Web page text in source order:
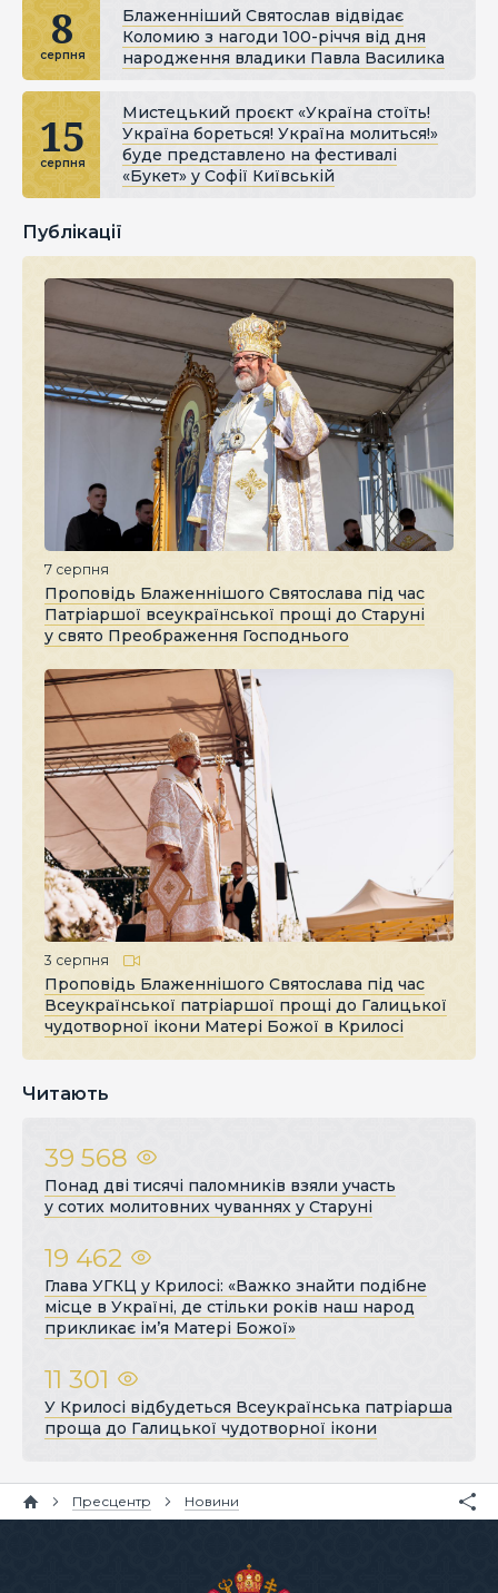
8
серпня
Блаженніший Святослав відвідає
Коломию з нагоди 100-річчя від дня
народження владики Павла Василика
15
серпня
Мистецький проєкт «Україна стоїть!
Україна бореться! Україна молиться!»
буде представлено на фестивалі
«Букет» у Софії Київській
Публікації
7 серпня
Проповідь Блаженнішого Святослава під час
Патріаршої всеукраїнської прощі до Старуні
у свято Преображення Господнього
3 серпня
Проповідь Блаженнішого Святослава під час
Всеукраїнської патріаршої прощі до Галицької
чудотворної ікони Матері Божої в Крилосі
Читають
39 568
Понад дві тисячі паломників взяли участь
у сотих молитовних чуваннях у Старуні
19 462
Глава УГКЦ у Крилосі: «Важко знайти подібне
місце в Україні, де стільки років наш народ
прикликає ім’я Матері Божої»
11 301
У Крилосі відбудеться Всеукраїнська патріарша
проща до Галицької чудотворної ікони
Пресцентр Новини